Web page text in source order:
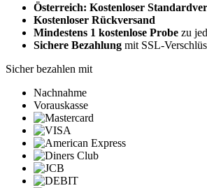
Österreich: Kostenloser
Kostenloser Rückversand
Mindestens 1 kostenlose Probe zu
Sichere Bezahlung mit SSL-
Sicher bezahlen mit
Nachnahme
Vorauskasse